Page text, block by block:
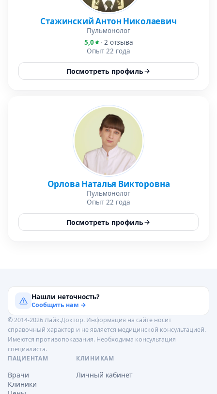
Стажинский Антон Николаевич
Пульмонолог
5,0
· 2 отзыва
Опыт 22 года
Посмотреть профиль
Орлова Наталья Викторовна
Пульмонолог
Опыт 22 года
Посмотреть профиль
Нашли неточность?
Сообщить нам →
© 2014-2026 Лайк.Доктор. Информация на сайте носит
справочный характер и не является медицинской консультацией.
Имеются противопоказания. Необходима консультация
специалиста.
ПАЦИЕНТАМ
Врачи
Клиники
КЛИНИКАМ
Личный кабинет